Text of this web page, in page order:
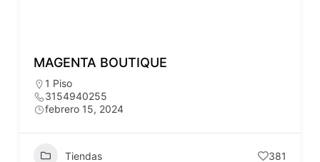
MAGENTA BOUTIQUE
1 Piso
3154940255
febrero 15, 2024
Tiendas 381